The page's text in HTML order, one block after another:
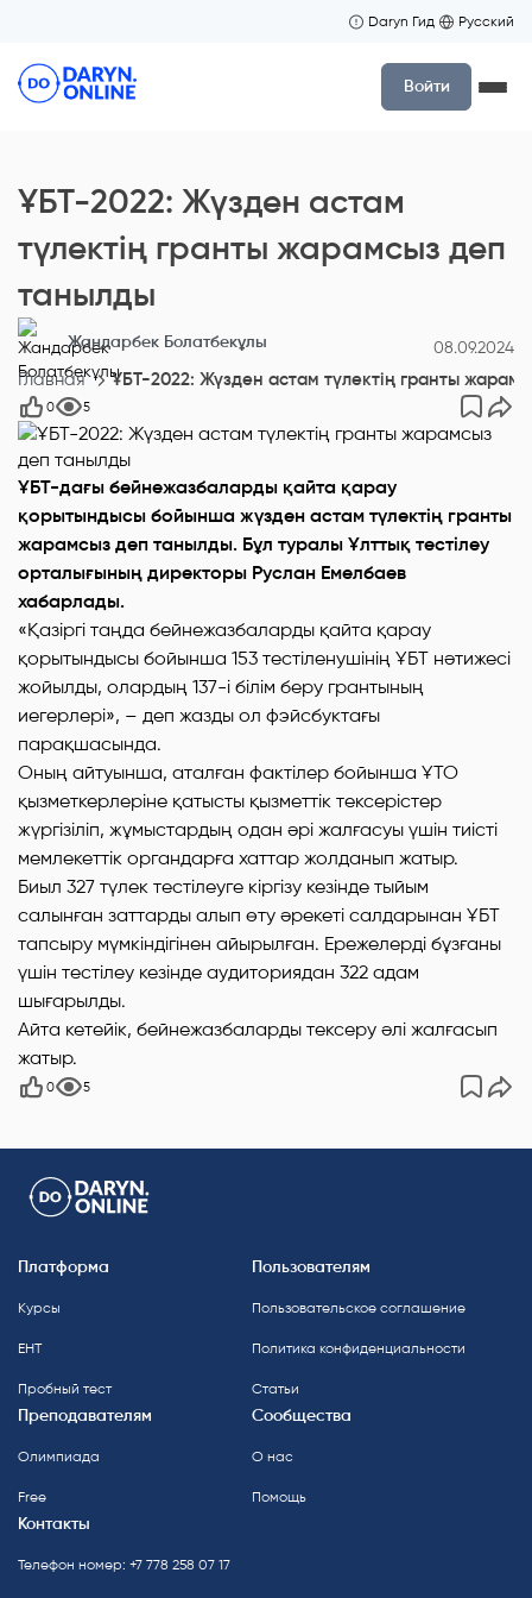
Daryn Гид Русский
Войти
ҰБТ-2022: Жүзден астам
түлектің гранты жарамсыз деп
танылды
Жандарбек Болатбекұлы 08.09.2024
Главная ҰБТ-2022: Жүзден астам түлектің гранты
0 5
ҰБТ-дағы бейнежазбаларды қайта қарау
қорытындысы бойынша жүзден астам түлектің гранты
жарамсыз деп танылды. Бұл туралы Ұлттық тестілеу
орталығының директоры Руслан Емелбаев
хабарлады.
«Қазіргі таңда бейнежазбаларды қайта қарау
қорытындысы бойынша 153 тестіленушінің ҰБТ нәтижесі
жойылды, олардың 137-і білім беру грантының
иегерлері», – деп жазды ол фэйсбуктағы
парақшасында.
Оның айтуынша, аталған фактілер бойынша ҰТО
қызметкерлеріне қатысты қызметтік тексерістер
жүргізіліп, жұмыстардың одан әрі жалғасуы үшін тиісті
мемлекеттік органдарға хаттар жолданып жатыр.
Биыл 327 түлек тестілеуге кіргізу кезінде тыйым
салынған заттарды алып өту әрекеті салдарынан ҰБТ
тапсыру мүмкіндігінен айырылған. Ережелерді бұзғаны
үшін тестілеу кезінде аудиториядан 322 адам
шығарылды.
Айта кетейік, бейнежазбаларды тексеру әлі жалғасып
жатыр.
0 5
Платформа
Курсы
ЕНТ
Пробный тест
Пользователям
Пользовательское соглашение
Политика конфиденциальности
Статьи
Преподавателям
Олимпиада
Free
Сообщества
О нас
Помощь
Контакты
Телефон номер: +7 778 258 07 17